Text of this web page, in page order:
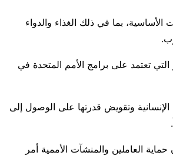
الأساسية، بما في ذلك الغذاء والدواء
التي تعتمد على برامج الأمم المتحدة في
وتقويض قدرتها على الوصول إلى
حماية العاملين والمنشآت الأممية أمر